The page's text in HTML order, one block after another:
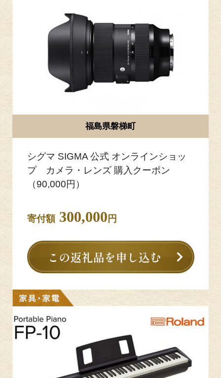
福島県磐梯町
シグマ SIGMA 公式 オンラインショッ
プ カメラ・レンズ 購入クーポン
（90,000円）
寄付額300,000 円